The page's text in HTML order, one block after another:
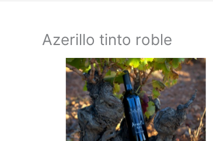
Azerillo tinto roble